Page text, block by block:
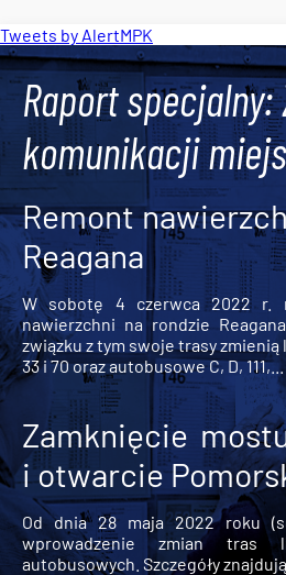
Tweets by AlertMPK
Raport specjalny:
komunikacji
Remont
Reagana
W sobotę 4 czerwca 2022 r.
nawierzchni na rondzie
związku z tym swoje trasy zmienią
33 i 70 oraz autobusowe C, D, 111,...
Zamknięcie
i otwarcie
Od dnia 28 maja 2022 roku
wprowadzenie zmian tras
autobusowych. Szczegóły